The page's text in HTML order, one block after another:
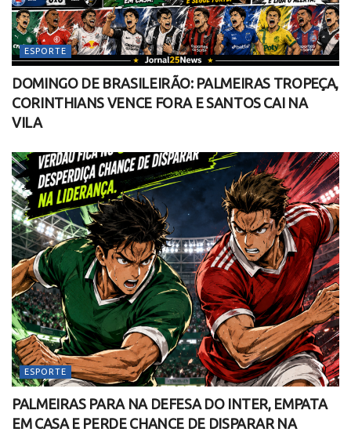
ESPORTE
DOMINGO DE BRASILEIRÃO: PALMEIRAS TROPEÇA,
CORINTHIANS VENCE FORA E SANTOS CAI NA
VILA
ESPORTE
PALMEIRAS PARA NA DEFESA DO INTER, EMPATA
EM CASA E PERDE CHANCE DE DISPARAR NA